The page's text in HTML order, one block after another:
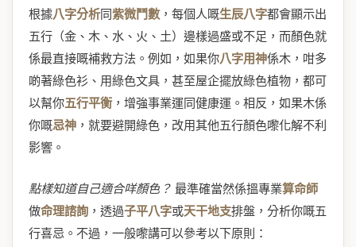
根據八字分析同紫微鬥數，每個人嘅生辰八字都會顯示出
五行（金、木、水、火、土）邊樣過盛或不足，而顏色就
係最直接嘅補救方法。例如，如果你八字用神係木，咁多
啲著綠色衫、用綠色文具，甚至屋企擺放綠色植物，都可
以幫你五行平衡，增強事業運同健康運。相反，如果木係
你嘅忌神 ，就要避開綠色，改用其他五行顏色嚟化解不利
影響。
點樣知道自己適合咩顏色？ 最準確當然係搵專業算命師
做命理諮詢 ，透過子平八字或天干地支排盤，分析你嘅五
行喜忌。不過，一般嚟講可以參考以下原則：